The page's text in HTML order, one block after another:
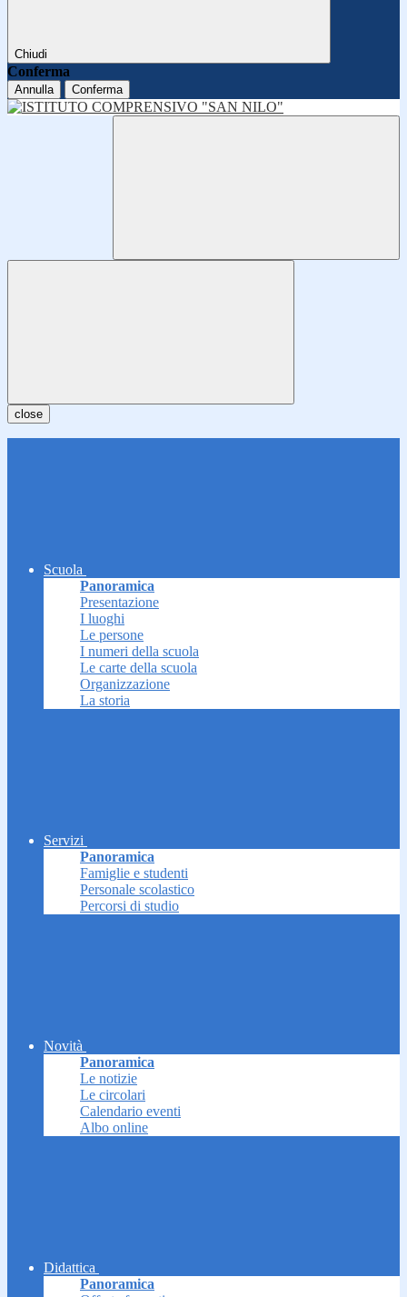
Chiudi
Conferma
Annulla Conferma
close
Scuola
Panoramica
Presentazione
I luoghi
Le persone
I numeri della scuola
Le carte della scuola
Organizzazione
La storia
Servizi
Panoramica
Famiglie e studenti
Personale scolastico
Percorsi di studio
Novità
Panoramica
Le notizie
Le circolari
Calendario eventi
Albo online
Didattica
Panoramica